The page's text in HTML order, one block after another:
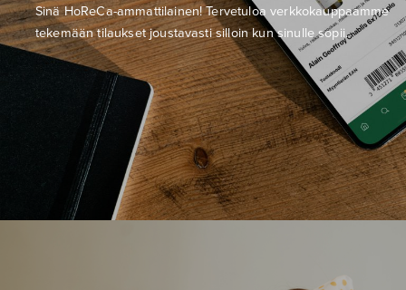
Sinä HoReCa-ammattilainen! Tervetuloa verkkokauppaamme
tekemään tilaukset joustavasti silloin kun sinulle sopii.